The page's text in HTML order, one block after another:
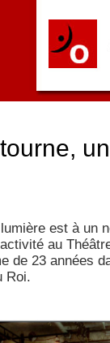
est à un
au
de 23 années
Roi.